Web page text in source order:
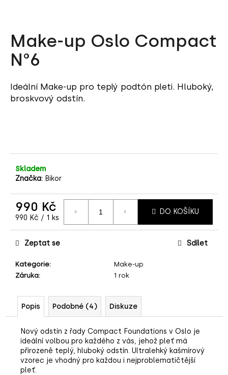
Make-up Oslo Compact
N°6
Ideální Make-up pro teplý podtón pleti. Hluboký,
broskvový odstín.
Skladem
Značka: Bikor
990 Kč
Měrná
990 Kč / 1 ks
DO KOŠÍKU
Kategorie:
Make-up
Záruka: 1 rok
Zeptat se Sdílet
Popis Podobné (4) Diskuze
Nový odstín z řady Compact Foundations v Oslo je
ideální volbou pro každého z vás, jehož pleť má
přirozeně teplý, hluboký odstín. Ultralehký kašmírový
vzorec je vhodný pro každou i nejproblematičtější
pleť.
í
t
?
D
o
o
u
č
u
e
m